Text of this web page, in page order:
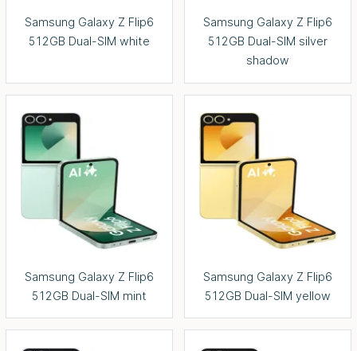
Samsung Galaxy Z Flip6
512GB Dual-SIM white
Samsung Galaxy Z Flip6
512GB Dual-SIM silver
shadow
Samsung Galaxy Z Flip6
512GB Dual-SIM mint
Samsung Galaxy Z Flip6
512GB Dual-SIM yellow